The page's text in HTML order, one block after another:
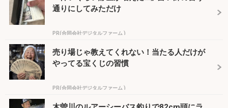
通りにしてみただけ
PR(合同会社デジタルファーム )
売り場じゃ教えてくれない！当たる人だけが
やってる宝くじの習慣
PR(合同会社デジタルファーム )